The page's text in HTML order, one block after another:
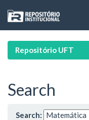
navigation
Repositório UFT
Search
Search: